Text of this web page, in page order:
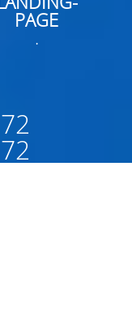
PAGE
.